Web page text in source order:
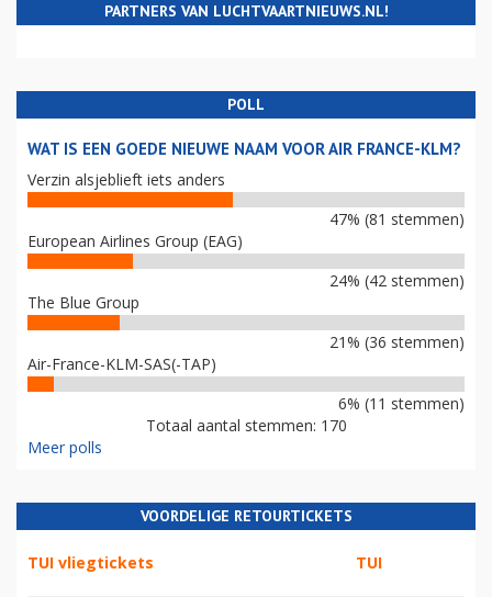
PARTNERS VAN LUCHTVAARTNIEUWS.NL!
POLL
WAT IS EEN GOEDE NIEUWE NAAM VOOR AIR FRANCE-KLM?
Verzin alsjeblieft iets anders
47% (81 stemmen)
European Airlines Group (EAG)
24% (42 stemmen)
The Blue Group
21% (36 stemmen)
Air-France-KLM-SAS(-TAP)
6% (11 stemmen)
Totaal aantal stemmen: 170
Meer polls
VOORDELIGE RETOURTICKETS
TUI vliegtickets TUI